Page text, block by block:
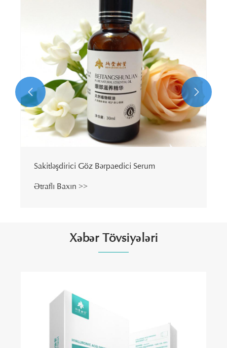
Sakitləşdirici Göz Bərpaedici Serum
Ətraflı Baxın >>
 
Xəbər Tövsiyələri